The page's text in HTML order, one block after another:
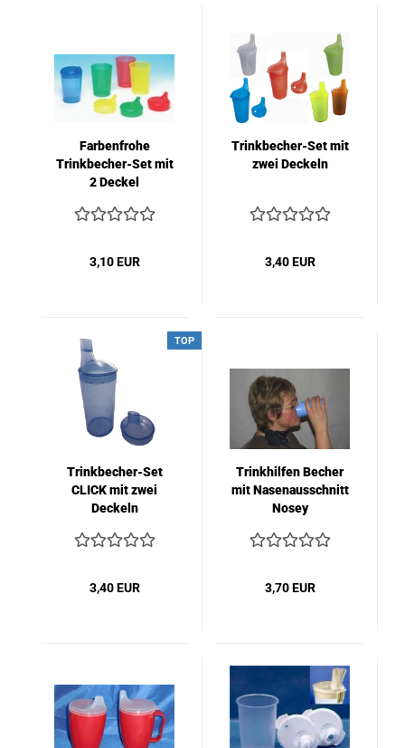
Farbenfrohe
Trinkbecher-Set mit
2 Deckel
3,10 EUR
Trinkbecher-Set mit
zwei Deckeln
3,40 EUR
TOP
Trinkbecher-Set
CLICK mit zwei
Deckeln
3,40 EUR
Trinkhilfen Becher
mit Nasenausschnitt
Nosey
3,70 EUR